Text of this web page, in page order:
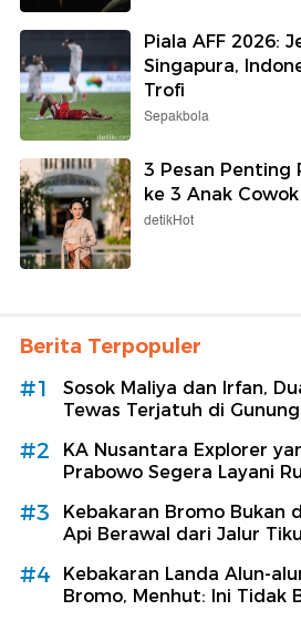
Piala AFF 2026:
Singapura,
Trofi
Sepakbola
3 Pesan Penting
ke 3 Anak Cowok
detikHot
Berita Terpopuler
#1
Sosok Maliya dan Irfan,
Tewas Terjatuh di
#2
KA Nusantara Explorer
Prabowo Segera Layani
#3
Kebakaran Bromo Bukan
Api Berawal dari Jalur
#4
Kebakaran Landa Alun-
Bromo, Menhut: Ini Tidak